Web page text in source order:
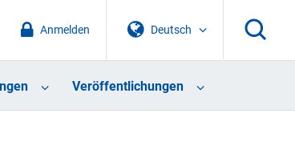
Deutsch
Anmelden
Veröffentlichungen